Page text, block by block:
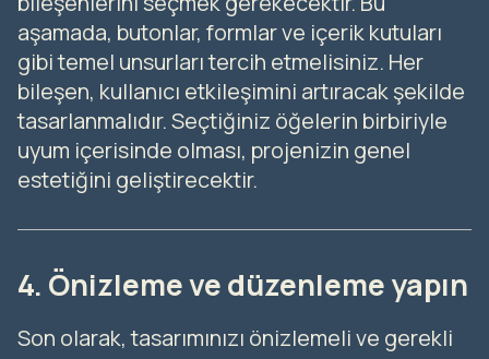
aşamada, butonlar, formlar ve içerik kutuları
gibi temel unsurları tercih etmelisiniz. Her
bileşen, kullanıcı etkileşimini artıracak şekilde
tasarlanmalıdır. Seçtiğiniz öğelerin birbiriyle
uyum içerisinde olması, projenizin genel
estetiğini geliştirecektir.
4. Önizleme ve düzenleme yapın
Son olarak, tasarımınızı önizlemeli ve gerekli